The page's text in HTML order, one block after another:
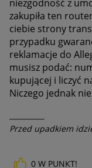
niezgodność z
zakupiła ten
ciebie strony
przypadku
reklamacje do
musisz podać:
kupującej i liczyć
Niczego jednak
Przed upadkiem
0 W PUNKT!